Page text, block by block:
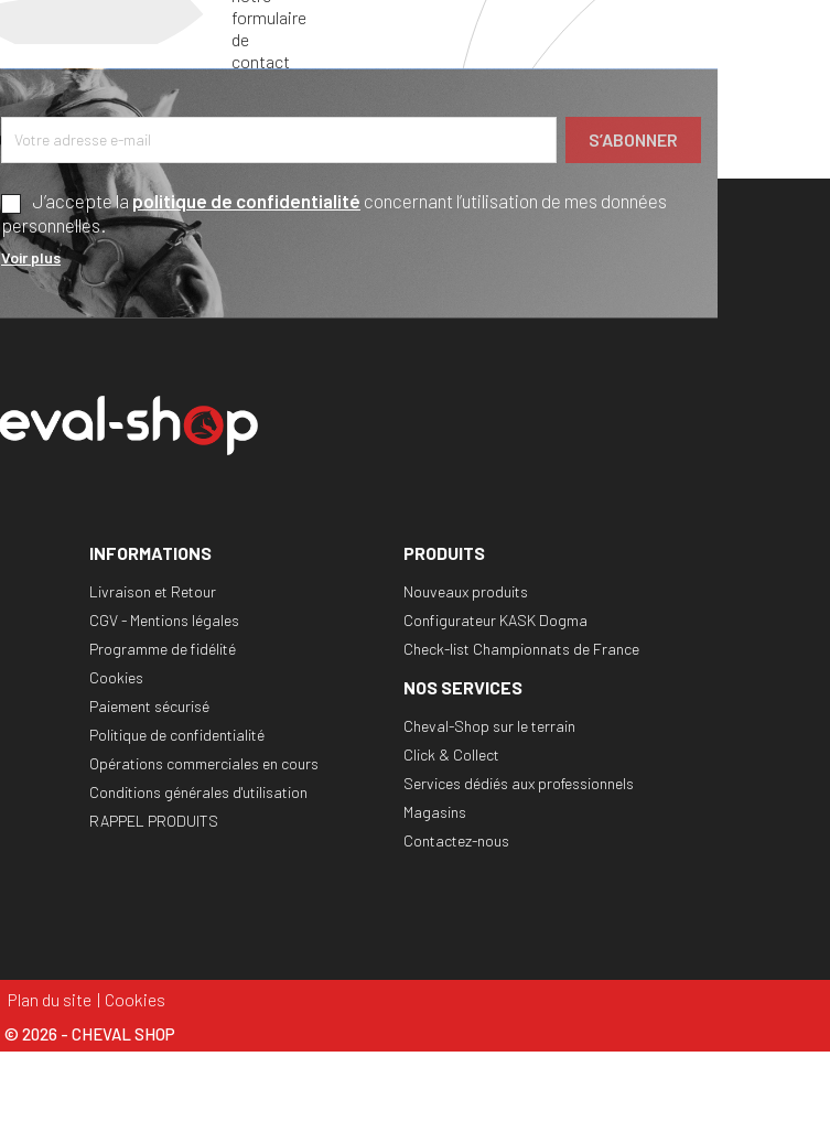
J’accepte la politique de confidentialité concernant l’utilisation de mes données
personnelles.
Voir plus
INFORMATIONS
Livraison et Retour
CGV - Mentions légales
Programme de fidélité
Cookies
Paiement sécurisé
Politique de confidentialité
Opérations commerciales en cours
Conditions générales d'utilisation
RAPPEL PRODUITS
PRODUITS
Nouveaux produits
Configurateur KASK Dogma
Check-list Championnats de France
NOS SERVICES
Cheval-Shop sur le terrain
Click & Collect
Services dédiés aux professionnels
Magasins
Contactez-nous
Plan du site Cookies
© 2026 - CHEVAL SHOP